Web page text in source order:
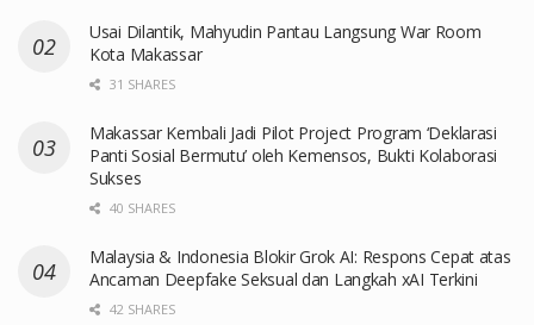
Usai Dilantik, Mahyudin Pantau Langsung War Room
Kota Makassar
31 SHARES
Makassar Kembali Jadi Pilot Project Program ‘Deklarasi
Panti Sosial Bermutu’ oleh Kemensos, Bukti Kolaborasi
Sukses
40 SHARES
Malaysia & Indonesia Blokir Grok AI: Respons Cepat atas
Ancaman Deepfake Seksual dan Langkah xAI Terkini
42 SHARES